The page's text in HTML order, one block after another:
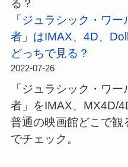
「ジュラシック・ワ
者」はIMAX、4D、
どっちで見る？
2022-07-26
「ジュラシック・ワ
者」をIMAX、MX4D/
普通の映画館どこで観
でチェック。